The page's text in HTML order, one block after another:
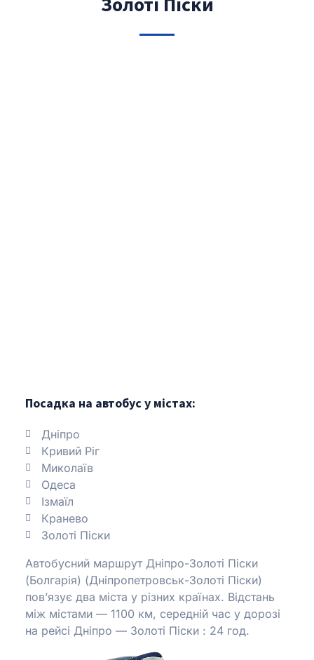
Посадка на автобус у містах:
Дніпро
Кривий Ріг
Миколаїв
Одеса
Ізмаїл
Кранево
Золоті Піски
Автобусний маршрут Дніпро-Золоті Піски
(Болгарія) (Дніпропетровськ-Золоті Піски)
пов’язує два міста у різних країнах. Відстань
між містами — 1100 км, середній час у дорозі
на рейсі Дніпро — Золоті Піски : 24 год.